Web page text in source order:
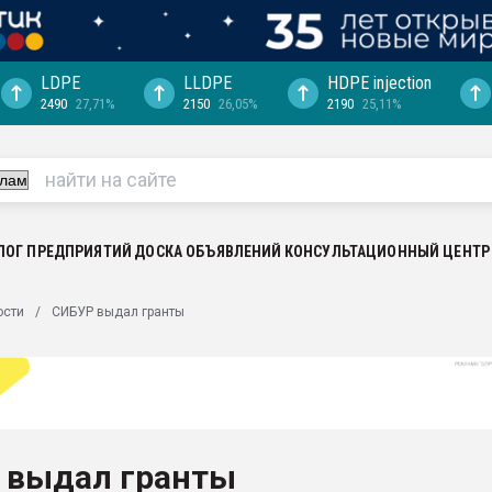
выходит на
рынке
LDPE
2490 27,71%
LLDPE
2150 26,05%
HDPE injection
2190 25,11%
ПРЕДПРИЯТИЙ ДОСКА ОБЪЯВЛЕНИЙ КОНСУЛЬТАЦИОННЫЙ ЦЕНТР
СИБУР выдал гранты
гранты